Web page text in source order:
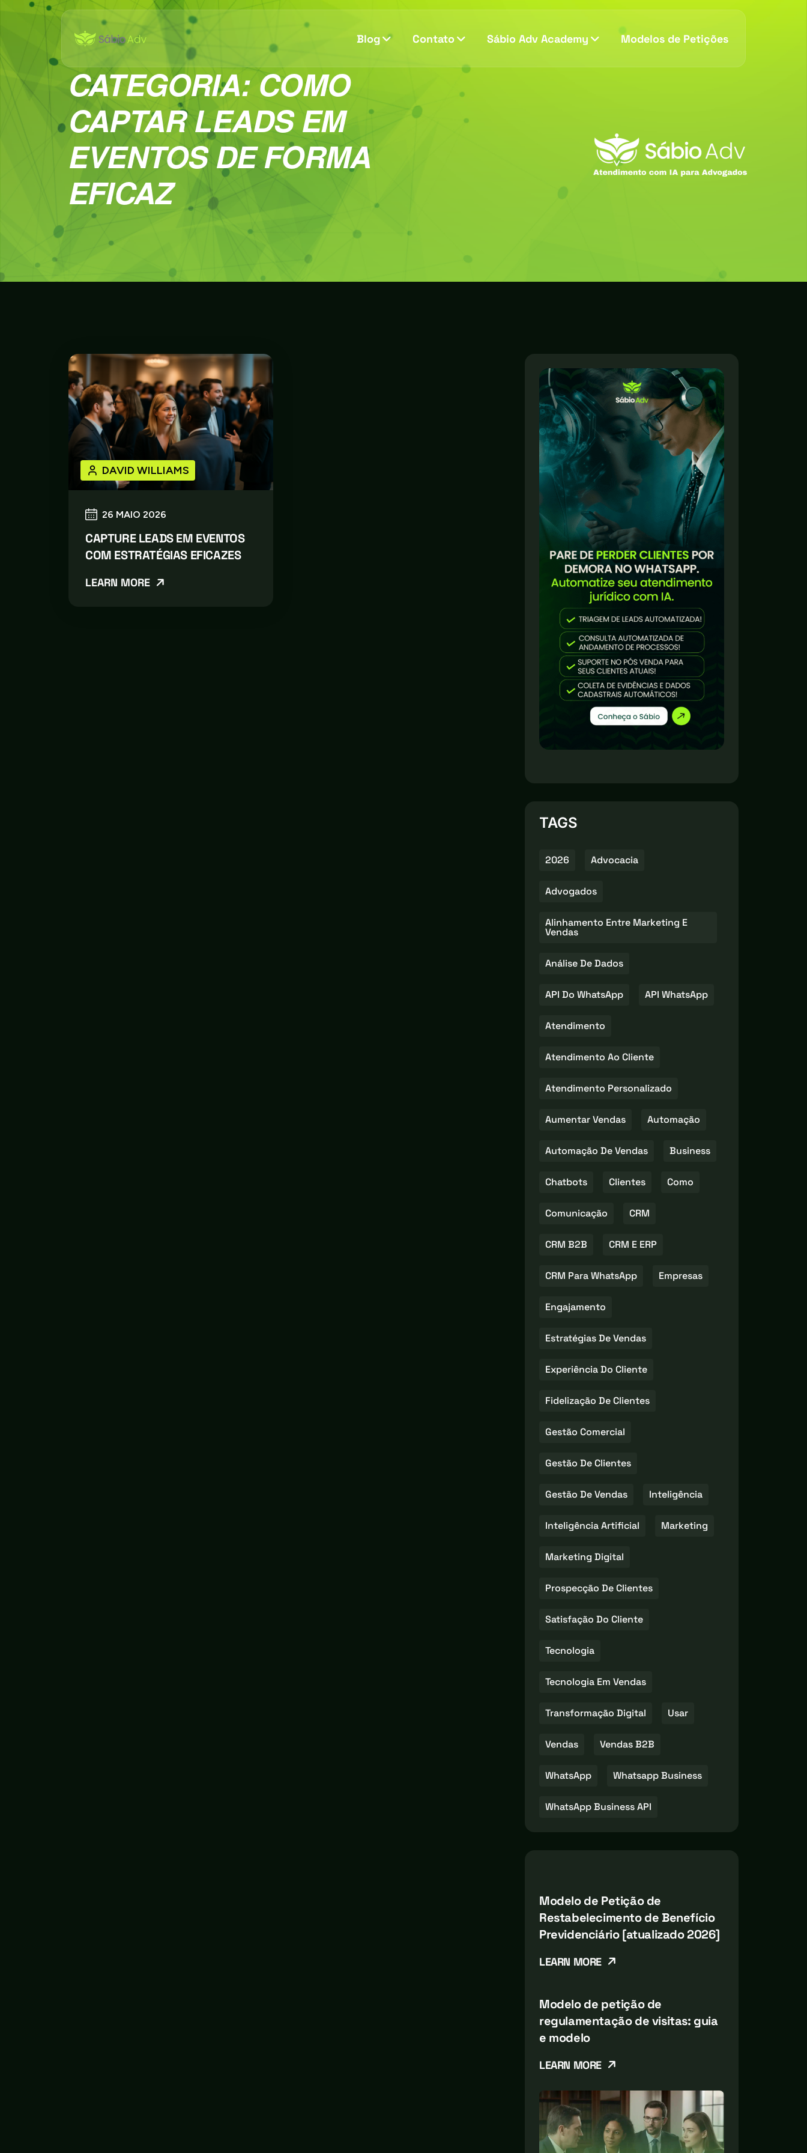
Blog Contato Sábio Adv Academy Modelos de Petições
CATEGORIA:COMO
CAPTAR LEADS EM
EVENTOS DE FORMA
EFICAZ
26 MAIO 2026
DAVID WILLIAMS
CAPTURE LEADS EM EVENTOS
COM ESTRATÉGIAS EFICAZES
LEARN MORE
TAGS
2026 Advocacia
Advogados
Alinhamento Entre Marketing E
Vendas
Análise De Dados
API Do WhatsApp API WhatsApp
Atendimento
Atendimento Ao Cliente
Atendimento Personalizado
Aumentar Vendas Automação
Automação De Vendas Business
Chatbots Clientes Como
Comunicação CRM
CRM B2B CRM E ERP
CRM Para WhatsApp Empresas
Engajamento
Estratégias De Vendas
Experiência Do Cliente
Fidelização De Clientes
Gestão Comercial
Gestão De Clientes
Gestão De Vendas Inteligência
Inteligência Artificial Marketing
Marketing Digital
Prospecção De Clientes
Satisfação Do Cliente
Tecnologia
Tecnologia Em Vendas
Transformação Digital Usar
Vendas Vendas B2B
WhatsApp Whatsapp Business
WhatsApp Business API
Modelo de Petição de
Restabelecimento de Benefício
Previdenciário [atualizado 2026]
LEARN MORE
Modelo de petição de
regulamentação de visitas: guia
e modelo
LEARN MORE